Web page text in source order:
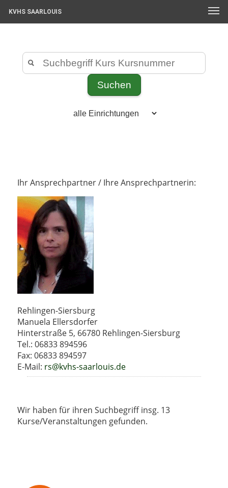
KVHS SAARLOUIS
Ihr Ansprechpartner / Ihre Ansprechpartnerin:
Rehlingen-Siersburg
Manuela Ellersdorfer
Hinterstraße 5, 66780 Rehlingen-Siersburg
Tel.: 06833 894596
Fax: 06833 894597
E-Mail: rs@kvhs-saarlouis.de
Wir haben für ihren Suchbegriff insg. 13
Kurse/Veranstaltungen gefunden.